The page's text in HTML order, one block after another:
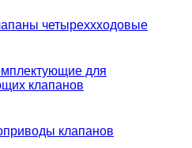
четыреххходовые
для
клапанов
клапанов